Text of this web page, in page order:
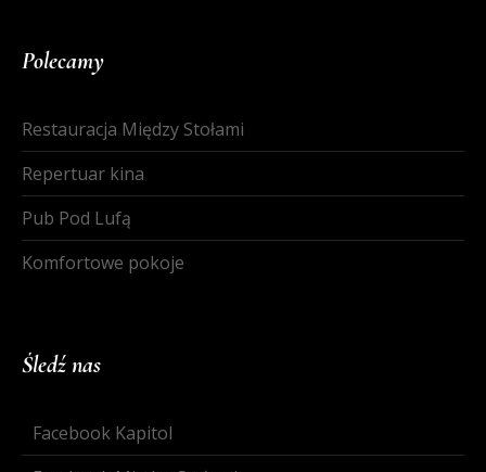
Polecamy
Restauracja Między Stołami
Repertuar kina
Pub Pod Lufą
Komfortowe pokoje
Śledź nas
Facebook Kapitol